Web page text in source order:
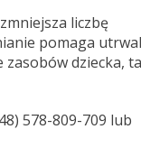
liczbę
pomaga
dziecka,
578-809-709 lub